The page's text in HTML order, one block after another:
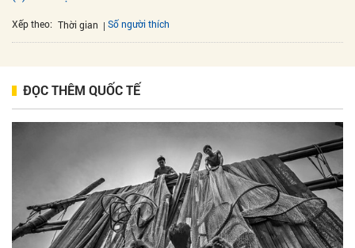
Xếp theo: Thời gian Số người thích
ĐỌC THÊM QUỐC TẾ